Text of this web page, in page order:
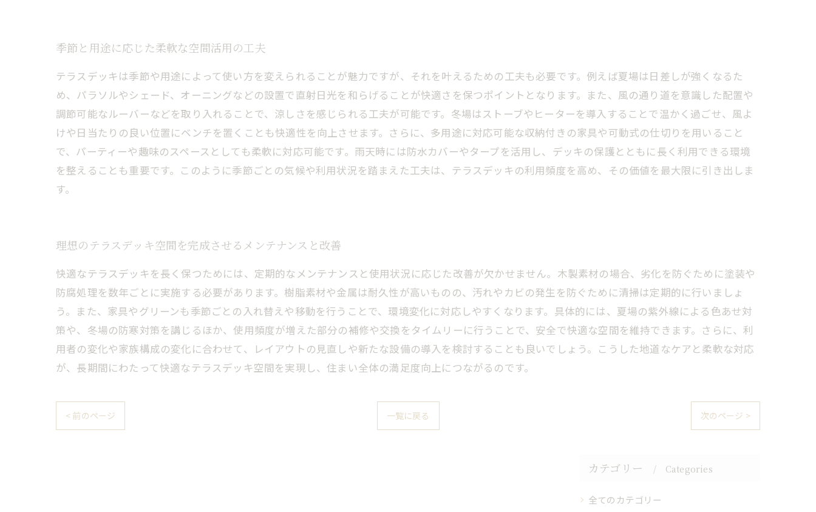
季節と用途に応じた柔軟な空間活用の工夫
テラスデッキは季節や用途によって使い方を変えられることが魅力ですが、それを叶えるための工夫も必要です。例えば夏場は日差しが強くなるた
め、パラソルやシェード、オーニングなどの設置で直射日光を和らげることが快適さを保つポイントとなります。また、風の通り道を意識した配置や
調節可能なルーバーなどを取り入れることで、涼しさを感じられる工夫が可能です。冬場はストーブやヒーターを導入することで温かく過ごせ、風よ
けや日当たりの良い位置にベンチを置くことも快適性を向上させます。さらに、多用途に対応可能な収納付きの家具や可動式の仕切りを用いること
で、パーティーや趣味のスペースとしても柔軟に対応可能です。雨天時には防水カバーやタープを活用し、デッキの保護とともに長く利用できる環境
を整えることも重要です。このように季節ごとの気候や利用状況を踏まえた工夫は、テラスデッキの利用頻度を高め、その価値を最大限に引き出しま
す。
理想のテラスデッキ空間を完成させるメンテナンスと改善
快適なテラスデッキを長く保つためには、定期的なメンテナンスと使用状況に応じた改善が欠かせません。木製素材の場合、劣化を防ぐために塗装や
防腐処理を数年ごとに実施する必要があります。樹脂素材や金属は耐久性が高いものの、汚れやカビの発生を防ぐために清掃は定期的に行いましょ
う。また、家具やグリーンも季節ごとの入れ替えや移動を行うことで、環境変化に対応しやすくなります。具体的には、夏場の紫外線による色あせ対
策や、冬場の防寒対策を講じるほか、使用頻度が増えた部分の補修や交換をタイムリーに行うことで、安全で快適な空間を維持できます。さらに、利
用者の変化や家族構成の変化に合わせて、レイアウトの見直しや新たな設備の導入を検討することも良いでしょう。こうした地道なケアと柔軟な対応
が、長期間にわたって快適なテラスデッキ空間を実現し、住まい全体の満足度向上につながるのです。
< 前のページ 一覧に戻る 次のページ >
カテゴリー Categories
全てのカテゴリー